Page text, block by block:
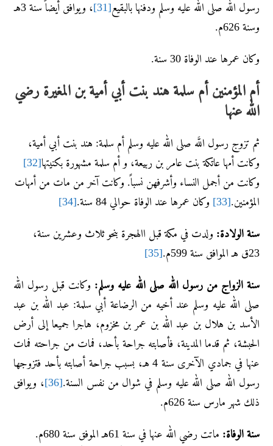
رسول الله صلى الله عليه وسلم ودفنها بالبقيع [31]
، ويوافق أيضاً سنة 3هـ
وسنة 626م.
وكان عمرها عند الوفاة 30 سنة.
أم المؤمنين أم سلمة هند بنت أبي أمية بن المغيرة رضي
الله عنها
ثم تزوج رسول اللَّه صلى الله عليه وسلم أم سلمة: هند بنت أبي أمية،
وكانت أمها عاتكة بنت عامر بن ربيعة، و أم سلمة مشهورة بكنيتها[32]
وكانت من أجمل النساء وأشرفهن نسباً. وكانت آخر من مات من أمهات
المؤمنين.[33] وكان عمرها عند الوفاة حوالي 84 سنة. [34]
سنة الولادة: ولدت في مكة قبل االهجرة بنحو ثلاث وعشرين سنة،
23ق هـ الموافق سنة 599م.
[35]
سنة الزواج من رسول الله صلى الله عليه وسلم: وكانت قبل رسول الله
صلى الله عليه وسلم عند أخيه من الرضاعة أبي سلمة: عبد الله بن عبد
الأسد بن هلال بن عبد الله بن عمر بن مخزوم، هاجرا جميعا إلى أرض
الحبشة، ثم قدما المدينة، فأصابته جراحة بأحد، فمات من جراحته فمات
عنها في جمادي الآخرى سنة 4 هـ، بسبب جراحة أصابته بأحد فتزوجها
رسول الله صلى الله عليه وسلم في شوال من نفس السنة.[36]
، ويوافق
ذلك شهر مارس سنة 626م.
سنة الوفاة: ماتت رضي الله عنها في سنة 61هـ الموفق سنة 680م.